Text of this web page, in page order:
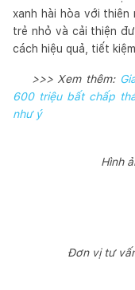
xanh hài hòa với thiên
trẻ nhỏ và cải thiện
cách hiệu quả, tiết
>>> Xem thêm:
600 triệu bất chấp
như ý
Hình
Đơn vị tư